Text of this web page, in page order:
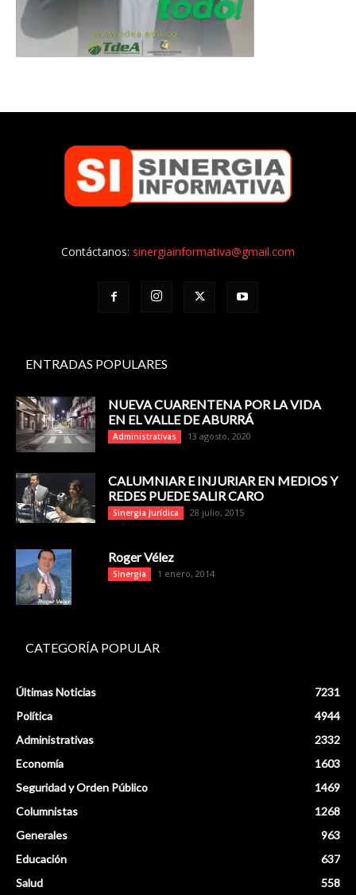
Contáctanos: sinergiainformativa@gmail.com
ENTRADAS POPULARES
NUEVA CUARENTENA POR LA VIDA
EN EL VALLE DE ABURRÁ
Administrativas 13 agosto, 2020
CALUMNIAR E INJURIAR EN MEDIOS Y
REDES PUEDE SALIR CARO
Sinergia Jurídica 28 julio, 2015
Roger Vélez
Sinergia 1 enero, 2014
CATEGORÍA POPULAR
Últimas Noticias
7231
Política
4944
Administrativas
2332
Economía
1603
Seguridad y Orden Público
1469
Columnistas
1268
Generales
963
Educación
637
Salud
558